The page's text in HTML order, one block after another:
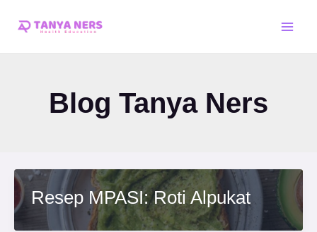
Blog Tanya Ners
Resep MPASI: Roti Alpukat
pagination